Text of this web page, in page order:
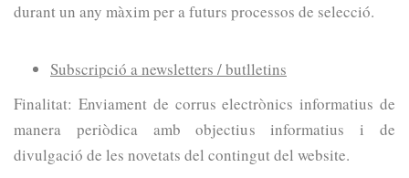
durant un any màxim per a futurs processos de selecció.
Subscripció a newsletters / butlletins
Finalitat: Enviament de corrus electrònics informatius de
manera periòdica amb objectius informatius i de
divulgació de les novetats del contingut del website.